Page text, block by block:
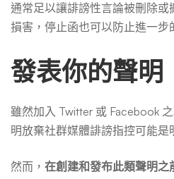
通常足以讓誹謗性言論被刪除
損害，停止函也可以防止進一步
發表你的聲明
雖然加入 Twitter 或 Facebook
明放棄社群媒體誹謗指控可能是
然而， 在創建和發布此類聲明